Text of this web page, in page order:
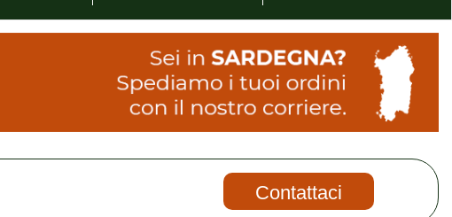
Contattaci